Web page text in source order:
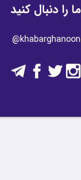
​​@khabarghanoon
ما را دنبال کنید